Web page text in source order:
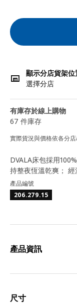
顯示分店貨架位
選擇分店
有庫存於線上購物
67 件庫存
實際貨況與價格依各分
DVALA床包採用
持整夜恆溫乾爽；
產品編號
206.279.15
產品資訊
尺寸